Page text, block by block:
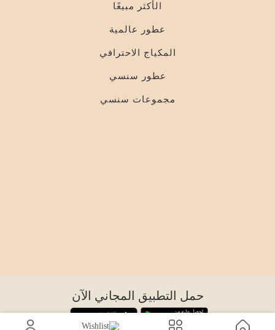
الأكثر مبيعًا
عطور عالمية
المكياج الاحترافي
عطور سنسي
مجموعات سنسي
حمل التطبيق المجاني الآن